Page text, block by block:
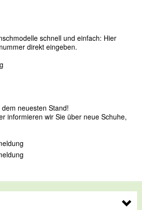
schnell und einfach: Hier
direkt eingeben.
neuesten Stand!
informieren wir Sie über neue Schuhe,